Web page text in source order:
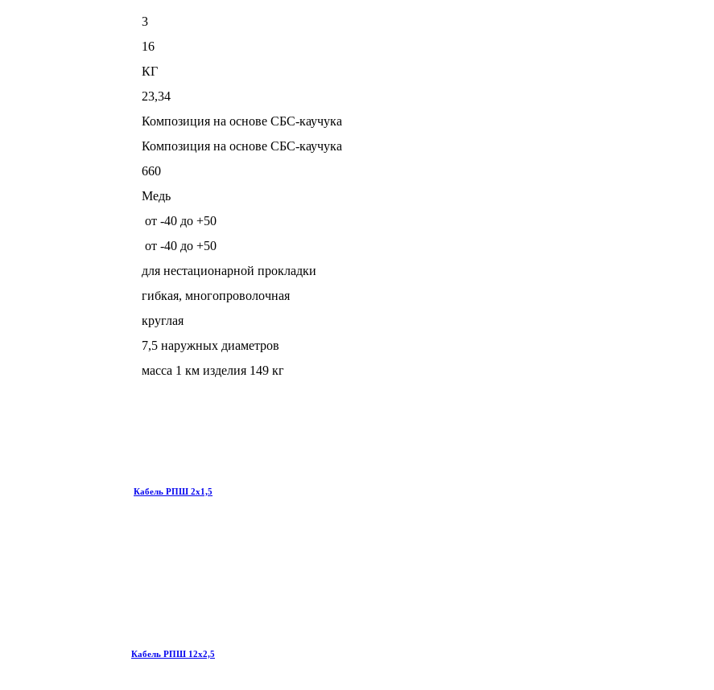
3
16
КГ
23,34
Композиция на основе СБС-каучука
Композиция на основе СБС-каучука
660
Медь
от -40 до +50
от -40 до +50
для нестационарной прокладки
гибкая, многопроволочная
круглая
7,5 наружных диаметров
масса 1 км изделия 149 кг
Кабель РПШ 2х1,5
Кабель РПШ 12х2,5